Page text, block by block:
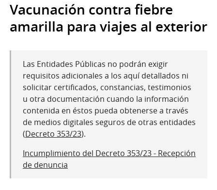
Vacunación contra fiebre
amarilla para viajes al exterior
Las Entidades Públicas no podrán exigir
requisitos adicionales a los aquí detallados ni
solicitar certificados, constancias, testimonios
u otra documentación cuando la información
contenida en éstos pueda obtenerse a través
de medios digitales seguros de otras entidades
(Decreto 353/23).
Incumplimiento del Decreto 353/23 - Recepción
de denuncia